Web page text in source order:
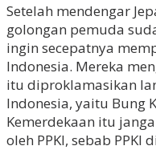
Setelah mendengar
golongan pemuda
ingin secepatnya
Indonesia. Mereka
itu diproklamasikan
Indonesia, yaitu Bung
Kemerdekaan itu
oleh PPKI, sebab PPKI